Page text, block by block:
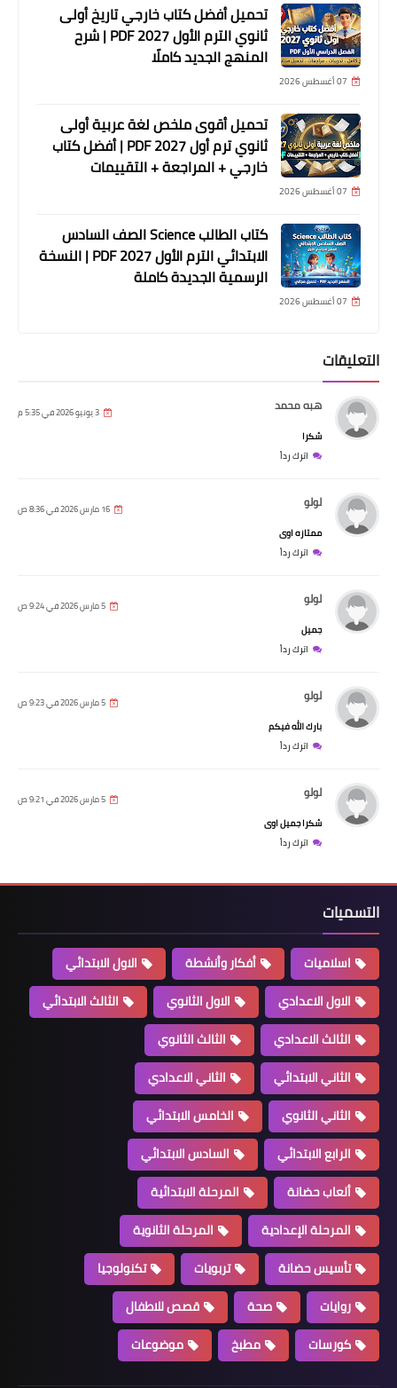
تحميل أفضل كتاب خارجي تاريخ أولى
ثانوي الترم الأول 2027 PDF | شرح
المنهج الجديد كاملًا
07 أغسطس 2026
تحميل أقوى ملخص لغة عربية أولى
ثانوي ترم أول 2027 PDF | أفضل كتاب
خارجي + المراجعة + التقييمات
07 أغسطس 2026
كتاب الطالب Science الصف السادس
الابتدائي الترم الأول 2027 PDF | النسخة
الرسمية الجديدة كاملة
07 أغسطس 2026
التعليقات
هبه محمد 3 يونيو 2026 في 5:35 م
شكرا
اترك رداً
لولو 16 مارس 2026 في 8:36 ص
ممتازه اوى
اترك رداً
لولو 5 مارس 2026 في 9:24 ص
جميل
اترك رداً
لولو 5 مارس 2026 في 9:23 ص
بارك الله فيكم
اترك رداً
لولو 5 مارس 2026 في 9:21 ص
شكرا جميل اوى
اترك رداً
التسميات
اسلاميات أفكار وأنشطة
الاول الابتدائي
الاول الاعدادي
الاول الثانوي
الثالث الابتدائي
الثالث الاعدادي
الثالث الثانوي
الثاني الابتدائي
الثاني الاعدادي
الثاني الثانوي
الخامس الابتدائي
الرابع الابتدائي
السادس الابتدائي
ألعاب حضانة
المرحلة الابتدائية
المرحلة الإعدادية
المرحلة الثانوية
تأسيس حضانة
تربويات
تكنولوجيا
روايات
صحة
قصص للاطفال
كورسات
مطبخ موضوعات